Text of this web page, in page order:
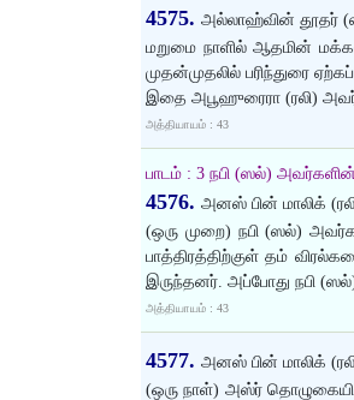
4575. அல்லாஹ்வின் தூதர்
மறுமை நாளில் ஆதமின்
முதன்முதலில் பரிந்துரை
இதை அபூஹுரைரா (ரலி)
அத்தியாயம் : 43
பாடம் : 3 நபி (ஸல்)
4576. அனஸ் பின் மாலிக்
(ஒரு முறை) நபி (ஸல்)
பாத்திரத்திற்குள் தம்
இருந்தனர். அப்போது நபி
அத்தியாயம் : 43
4577. அனஸ் பின் மாலிக்
(ஒரு நாள்) அஸ்ர்